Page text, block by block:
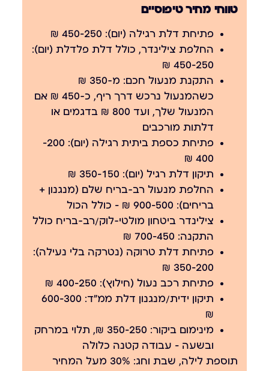
טווחי מחיר טיפוסיים
פתיחת דלת רגילה (יום):
החלפת צילינדר, כולל דלת פלדלת (יום):
250–450 ₪
התקנת מנעול חכם:
מ-350 ₪
כשהמנעול נרכש דרך ריף, כ-450 ₪ אם
המנעול שלך, ועד 800 ₪ בדגמים או
דלתות מורכבים
פתיחת כספת ביתית רגילה (יום):
200–
400 ₪
תיקון דלת רגיל (יום):
החלפת מנעול רב-בריח שלם (מנגנון +
בריחים):
צילינדר ביטחון מולטי-לוק/רב-בריח כולל
התקנה:
פתיחת דלת טרוקה (נטרקה בלי נעילה):
200–350 ₪
פתיחת רכב נעול (חילוץ):
תיקון ידית/מנגנון דלת ממ"ד:
300–600
₪
מינימום ביקור:
250–350 ₪, תלוי במרחק
ובשעה — עבודה קטנה כלולה
תוספת לילה, שבת וחג:
30% מעל המחיר